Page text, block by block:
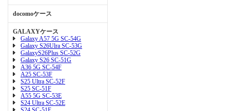
docomoケース
GALAXYケース
Galaxy A57 5G SC-54G
Galaxy S26Ulra SC-53G
GalaxyS26Plus SC-52G
Galaxy S26 SC-51G
A36 5G SC-54F
A25 SC-53F
S25 Ultra SC-52F
S25 SC-51F
A55 5G SC-53E
S24 Ultra SC-52E